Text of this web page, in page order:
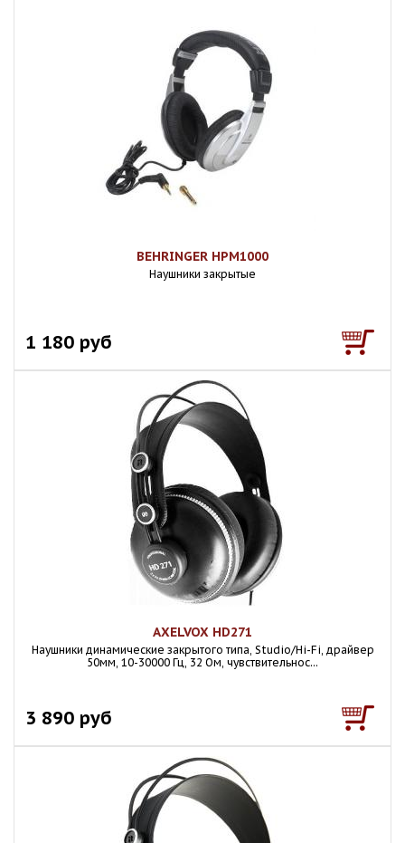
BEHRINGER HPM1000
Наушники закрытые
1 180 руб
AXELVOX HD271
Наушники динамические закрытого типа, Studio/Hi-Fi, драйвер
50мм, 10-30000 Гц, 32 Ом, чувствительнос...
3 890 руб